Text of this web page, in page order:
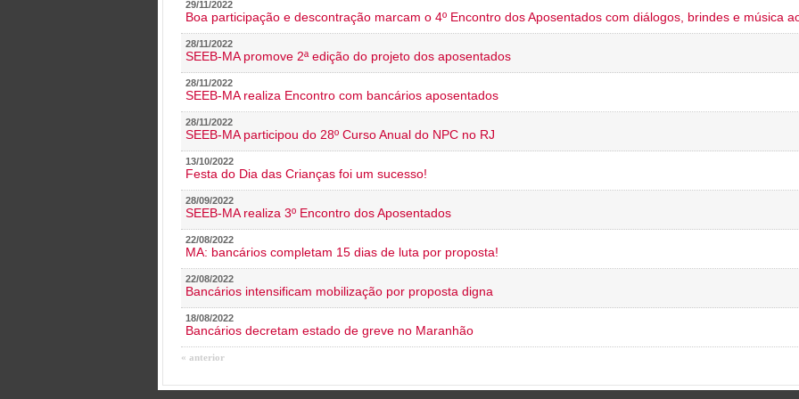
29/11/2022
Boa participação e descontração marcam o 4º Encontro dos Aposentados com diálogos, brindes e música
28/11/2022
SEEB-MA promove 2ª edição do projeto dos aposentados
28/11/2022
SEEB-MA realiza Encontro com bancários aposentados
28/11/2022
SEEB-MA participou do 28º Curso Anual do NPC no RJ
13/10/2022
Festa do Dia das Crianças foi um sucesso!
28/09/2022
SEEB-MA realiza 3º Encontro dos Aposentados
22/08/2022
MA: bancários completam 15 dias de luta por proposta!
22/08/2022
Bancários intensificam mobilização por proposta digna
18/08/2022
Bancários decretam estado de greve no Maranhão
« anterior